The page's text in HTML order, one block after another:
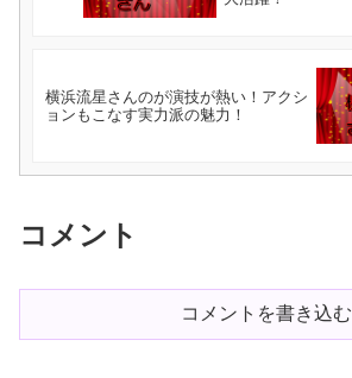
横浜流星さんのが演技が熱い！アクシ
ョンもこなす実力派の魅力！
コメント
コメントを書き込む